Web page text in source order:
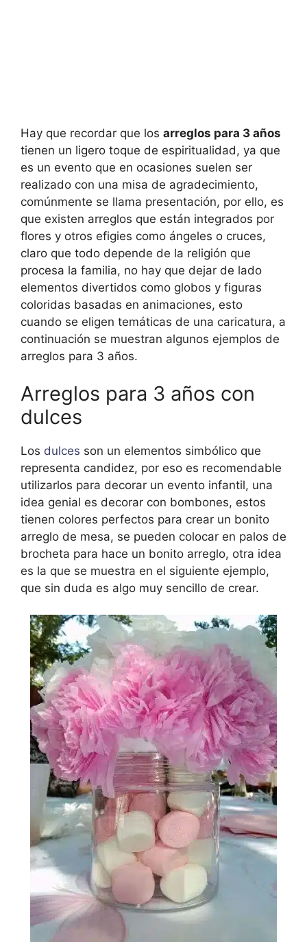
Hay que recordar que los arreglos para 3 años
tienen un ligero toque de espiritualidad, ya que
es un evento que en ocasiones suelen ser
realizado con una misa de agradecimiento,
comúnmente se llama presentación, por ello, es
que existen arreglos que están integrados por
flores y otros efigies como ángeles o cruces,
claro que todo depende de la religión que
procesa la familia, no hay que dejar de lado
elementos divertidos como globos y figuras
coloridas basadas en animaciones, esto
cuando se eligen temáticas de una caricatura, a
continuación se muestran algunos ejemplos de
arreglos para 3 años.
Arreglos para 3 años con
dulces
Los dulces son un elementos simbólico que
representa candidez, por eso es recomendable
utilizarlos para decorar un evento infantil, una
idea genial es decorar con bombones, estos
tienen colores perfectos para crear un bonito
arreglo de mesa, se pueden colocar en palos de
brocheta para hace un bonito arreglo, otra idea
es la que se muestra en el siguiente ejemplo,
que sin duda es algo muy sencillo de crear.